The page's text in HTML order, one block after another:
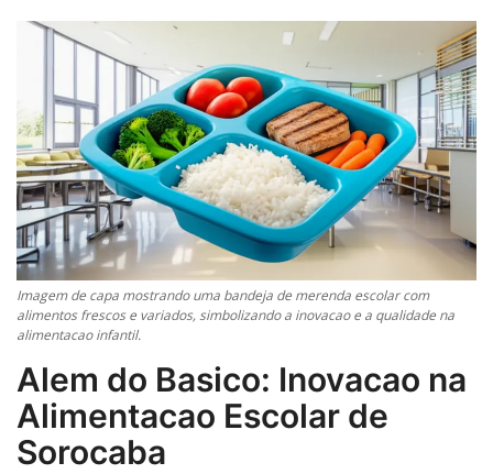
Imagem de capa mostrando uma bandeja de merenda escolar com
alimentos frescos e variados, simbolizando a inovacao e a qualidade na
alimentacao infantil.
Alem do Basico: Inovacao na
Alimentacao Escolar de
Sorocaba